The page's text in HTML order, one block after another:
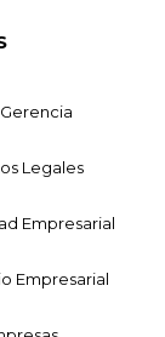
Legales
Empresarial
Empresarial